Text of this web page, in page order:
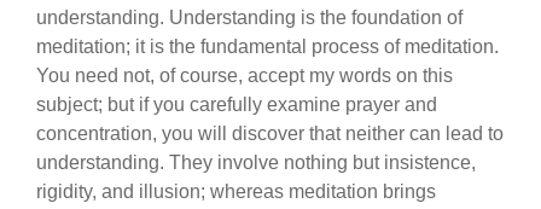
understanding. Understanding is the foundation of
meditation; it is the fundamental process of meditation.
You need not, of course, accept my words on this
subject; but if you carefully examine prayer and
concentration, you will discover that neither can lead to
understanding. They involve nothing but insistence,
rigidity, and illusion; whereas meditation brings